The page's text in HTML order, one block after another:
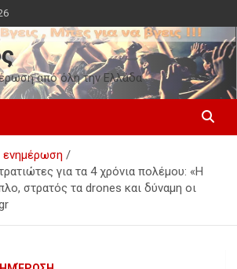
από όλη την Ελλάδα
ενημέρωση
για τα 4 χρόνια πολέμου: «Η
στρατός τα drones και δύναμη οι